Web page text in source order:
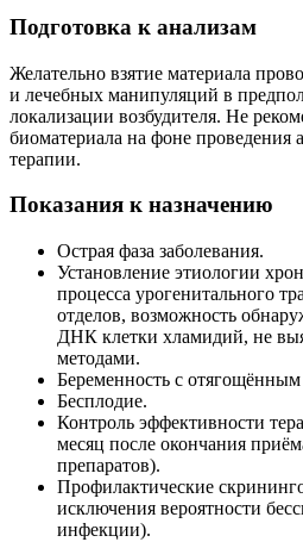
Подготовка к анализам
Желательно взятие материала
и лечебных манипуляций в
локализации возбудителя. Не
биоматериала на фоне проведения
терапии.
Показания к назначению
Острая фаза заболевания.
Установление этиологии
процесса урогенитального
отделов, возможность
ДНК клетки хламидий, не
методами.
Беременность с
Бесплодие.
Контроль эффективности
месяц после окончания
препаратов).
Профилактические
исключения вероятности
инфекции).